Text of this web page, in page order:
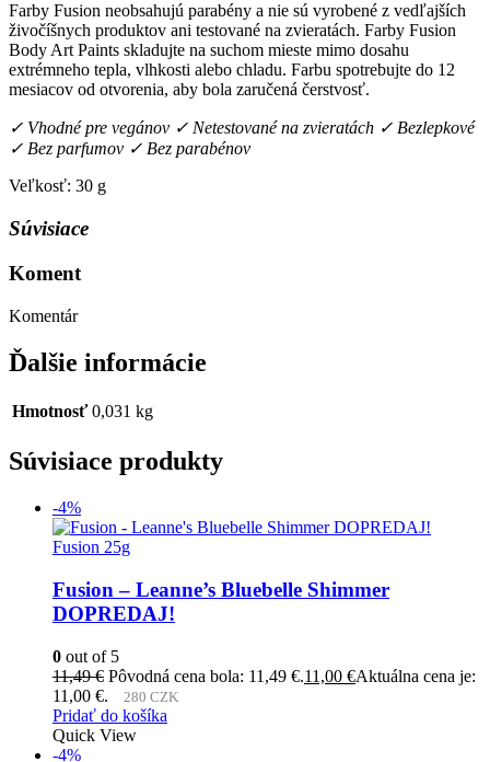
Farby Fusion neobsahujú parabény a nie sú vyrobené z vedľajších
živočíšnych produktov ani testované na zvieratách. Farby Fusion
Body Art Paints skladujte na suchom mieste mimo dosahu
extrémneho tepla, vlhkosti alebo chladu. Farbu spotrebujte do 12
mesiacov od otvorenia, aby bola zaručená čerstvosť.
✓ Vhodné pre vegánov ✓ Netestované na zvieratách ✓ Bezlepkové
✓ Bez parfumov ✓ Bez parabénov
Veľkosť: 30 g
Súvisiace
Koment
Komentár
Ďalšie informácie
Hmotnosť 0,031 kg
Súvisiace produkty
-4%
Fusion 25g
Fusion – Leanne’s Bluebelle Shimmer
DOPREDAJ!
0 out of 5
11,49€ Pôvodná cena bola: 11,49 €.11,00 €Aktuálna cena je:
11,00 €.
280 CZK
Pridať do košíka
Quick View
-4%